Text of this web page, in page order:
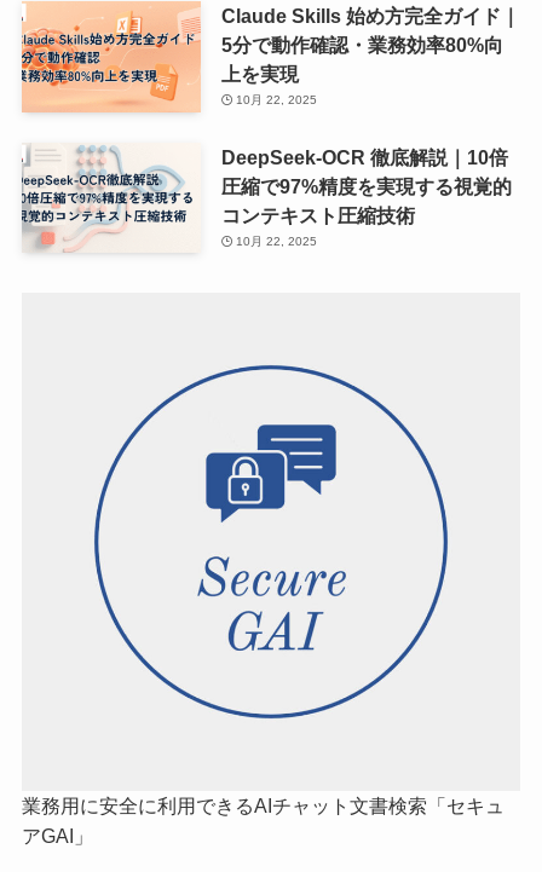
Claude Skills 始め方完全ガイド｜
5分で動作確認・業務効率80%向
上を実現
10月 22, 2025
DeepSeek-OCR 徹底解説｜10倍
圧縮で97%精度を実現する視覚的
コンテキスト圧縮技術
10月 22, 2025
業務用に安全に利用できるAIチャット文書検索「セキュ
アGAI」